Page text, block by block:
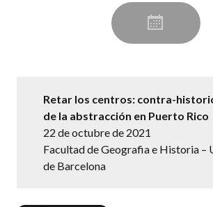
Retar los centros: contra-
de la abstracción en Puerto Rico
22 de octubre de 2021
Facultad de Geografia e Historia –
de Barcelona